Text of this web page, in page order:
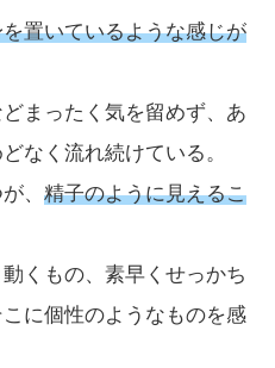
置いているような感じが
まったく気を留めず、あ
なく流れ続けている。
、 精子のように見えるこ
くもの、素早くせっかち
に個性のようなものを感